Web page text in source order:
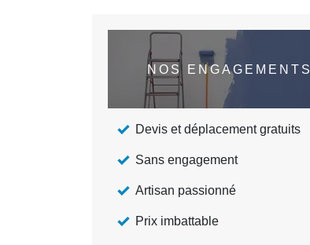
NOS ENGAGEMENTS
Devis et déplacement gratuits
Sans engagement
Artisan passionné
Prix imbattable